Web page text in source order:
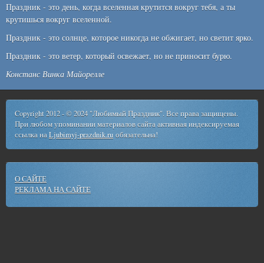
Праздник - это день, когда вселенная крутится вокруг тебя, а ты
крутишься вокруг вселенной.
Праздник - это солнце, которое никогда не обжигает, но светит ярко.
Праздник - это ветер, который освежает, но не приносит бурю.
Констанс Винка Майорелле
Copyright 2012 - © 2024 "Любимый Праздник". Все права защищены.
При любом упоминании материалов сайта активная индексируемая
ссылка наLjubimyj-prazdnik.ru обязательна!
О САЙТЕ
РЕКЛАМА НА САЙТЕ